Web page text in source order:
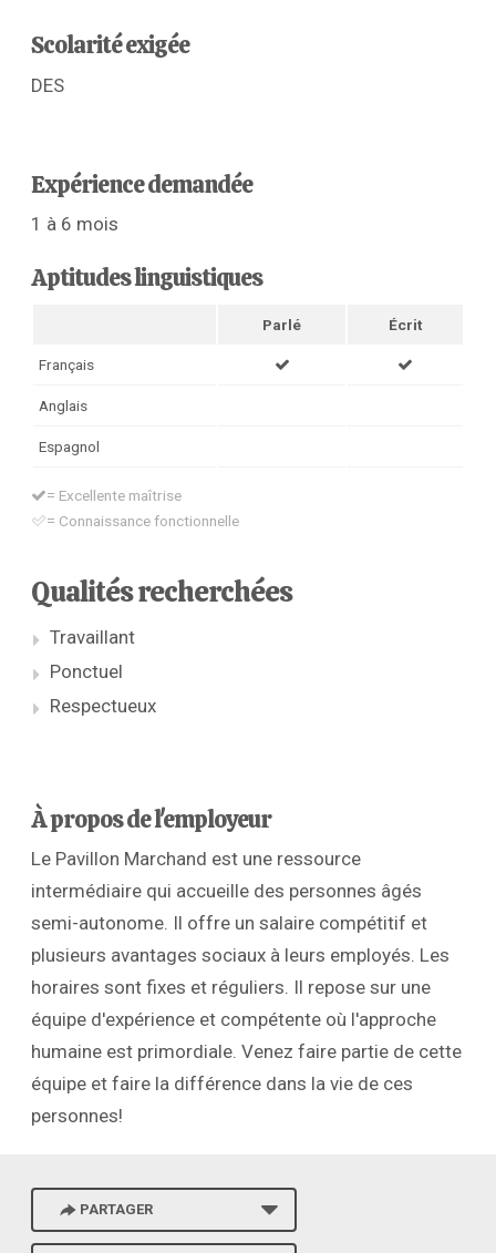
Scolarité exigée
DES
Expérience demandée
1 à 6 mois
Aptitudes linguistiques
Parlé Écrit
Français
Anglais
Espagnol
= Excellente maîtrise
= Connaissance fonctionnelle
Qualités recherchées
Travaillant
Ponctuel
Respectueux
À propos de l'employeur
Le Pavillon Marchand est une ressource
intermédiaire qui accueille des personnes âgés
semi-autonome. Il offre un salaire compétitif et
plusieurs avantages sociaux à leurs employés. Les
horaires sont fixes et réguliers. Il repose sur une
équipe d'expérience et compétente où l'approche
humaine est primordiale. Venez faire partie de cette
équipe et faire la différence dans la vie de ces
personnes!
PARTAGER